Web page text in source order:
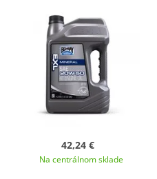
42,24 €
Na centrálnom sklade